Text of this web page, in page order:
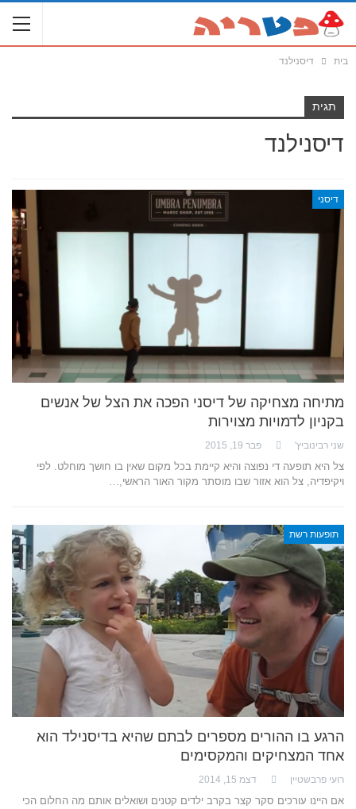
בית דיסנילנד
תגית
דיסנילנד
דיסני
מתיחה מצחיקה של דיסני הפכה את הצל של אנשים
בקניון לדמויות מצוירות
שני רבינוביץ' פבר 19, 2015
צל היא תופעה די נפוצה והיא קיימת בכל מקום שאין בו חושך מוחלט. לפי
ויקיפדיה, צל הוא אזור שבו מוסתר מקור האור הראשי,…
תופעות רשת
הרגע בו ההורים מספרים לבתם שהיא בדיסנילד הוא
אחד המצחיקים והמקסימים
רועי פרבשטיין דצמ 15, 2014
אם היינו עורכים סקר קצר בקרב ילדים קטנים ושואלים אותם מה החלום הכי